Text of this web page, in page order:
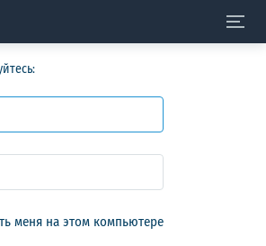
меня на этом компьютере